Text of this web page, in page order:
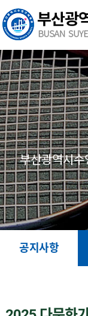
본문 바로가기
열기
열기
열기
열기
열기
열기
부산광역시수
공지사항